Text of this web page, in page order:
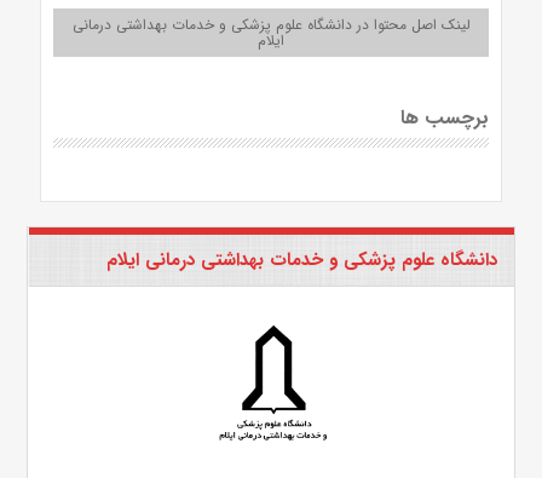
لینک اصل محتوا در دانشگاه علوم پزشکی و خدمات بهداشتی درمانی
ایلام
برچسب ها
دانشگاه علوم پزشکی و خدمات بهداشتی درمانی ایلام